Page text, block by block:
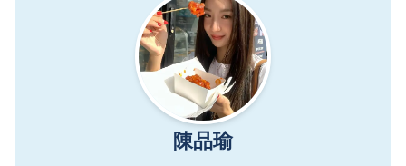
陳品瑜